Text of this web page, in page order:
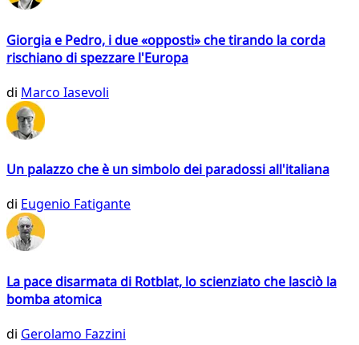
Giorgia e Pedro, i due «opposti» che tirando la corda
rischiano di spezzare l'Europa
di Marco Iasevoli
Un palazzo che è un simbolo dei paradossi all'italiana
di Eugenio Fatigante
La pace disarmata di Rotblat, lo scienziato che lasciò la
bomba atomica
di Gerolamo Fazzini